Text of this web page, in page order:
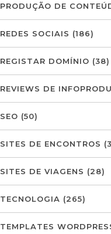
PRODUÇÃO DE
REDES SOCIAIS (186)
REGISTAR DOMÍNIO (38)
REVIEWS DE
SEO (50)
SITES DE ENCONTROS
SITES DE VIAGENS (28)
TECNOLOGIA (265)
TEMPLATES